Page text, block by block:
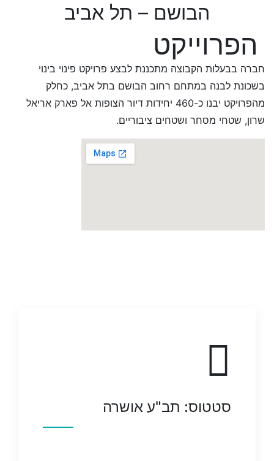
הבושם – תל אביב
הפרוייקט
חברה בבעלות הקבוצה מתכננת לבצע פרויקט פינוי בינוי
בשכונת לבנה במתחם רחוב הבושם בתל אביב, כחלק
מהפרויקט יבנו כ-460 יחידות דיור הצופות אל פארק אריאל
שרון, שטחי מסחר ושטחים ציבוריים.
סטטוס: תב"ע אושרה